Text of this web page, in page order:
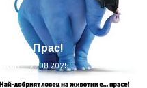
Голям Прас!
Anton 27.08.2025